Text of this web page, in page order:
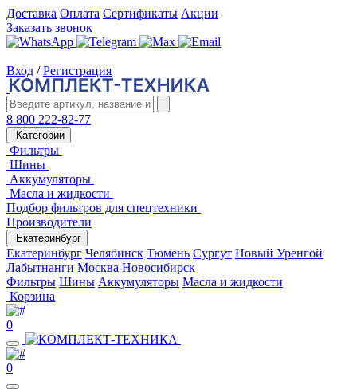
Доставка Оплата Сертификаты Акции
Заказать звонок
Вход / Регистрация
8 800 222-82-77
Категории
Фильтры
Шины
Аккумуляторы
Масла и жидкости
Подбор фильтров для спецтехники
Производители
Екатеринбург
Екатеринбург Челябинск Тюмень Сургут Новый Уренгой
Лабытнанги Москва Новосибирск
Фильтры Шины Аккумуляторы Масла и жидкости
Корзина
0
0